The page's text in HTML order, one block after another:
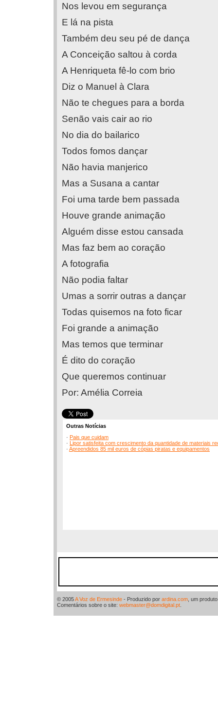
Nos levou em segurança
E lá na pista
Também deu seu pé de dança
A Conceição saltou à corda
A Henriqueta fê-lo com brio
Diz o Manuel à Clara
Não te chegues para a borda
Senão vais cair ao rio
No dia do bailarico
Todos fomos dançar
Não havia manjerico
Mas a Susana a cantar
Foi uma tarde bem passada
Houve grande animação
Alguém disse estou cansada
Mas faz bem ao coração
A fotografia
Não podia faltar
Umas a sorrir outras a dançar
Todas quisemos na foto ficar
Foi grande a animação
Mas temos que terminar
É dito do coração
Que queremos continuar
Por: Amélia Correia
Outras Notícias
· Pais que cuidam
· Lipor satisfeita com crescimento da quantidade de materiais
· Apreendidos 85 mil euros de cópias piratas e equipamentos
© 2005A Voz de Ermesinde - Produzido por ardina.com , um
Comentários sobre o site: webmaster@domdigital.pt